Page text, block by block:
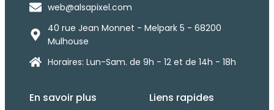
web@alsapixel.com
40 rue Jean Monnet - Melpark 5 - 68200
Mulhouse
Horaires: Lun-Sam. de 9h - 12 et de 14h - 18h
En savoir plus Liens rapides